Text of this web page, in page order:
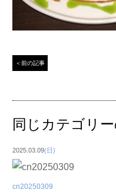
＜前の記事
同じカテゴリ
2025.03.09(日)
cn20250309